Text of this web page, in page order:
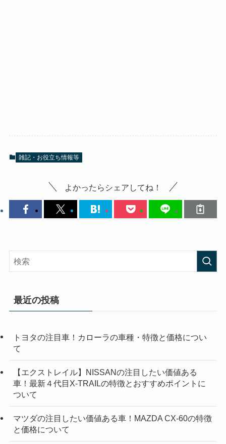
雑記・お役立ち情報等
よかったらシェアしてね！
最近の投稿
トヨタの注目車！カローラの車種・特徴と価格につい
て
【エクストレイル】NISSANの注目したい価値ある
車！最新４代目X-TRAILの特徴とおすすめポイントに
ついて
マツダの注目したい価値ある車！MAZDA CX-60の特徴
と価格について